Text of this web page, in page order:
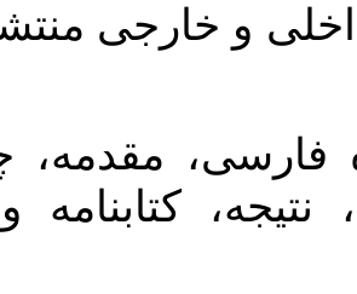
و خارجی
فارسی، مقدمه،
کتابنامه